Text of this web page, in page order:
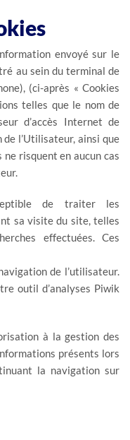
envoyé sur le
au sein du terminal de
(ci-après « Cookies
telles que le nom de
d’accès Internet de
l’Utilisateur, ainsi que
ne risquent en aucun cas
de traiter les
sa visite du site, telles
effectuées. Ces
de l’utilisateur.
outil d’analyses Piwik
à la gestion des
présents lors
la navigation sur